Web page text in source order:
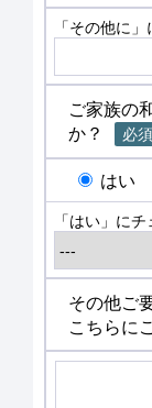
「その他に
ご家族の
か？
必須
はい
「はい」に
その他ご
こちらに